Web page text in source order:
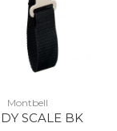
Montbell
SCALE BK